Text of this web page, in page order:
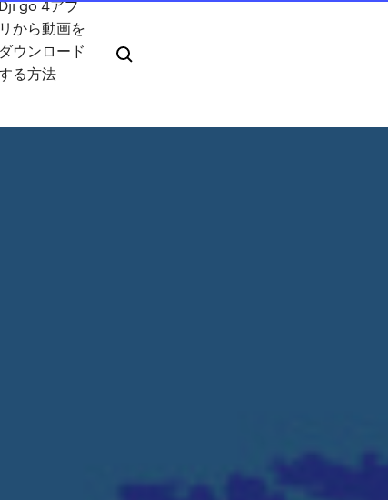
go 4アプ
リから動画を
ダウンロード
る方法